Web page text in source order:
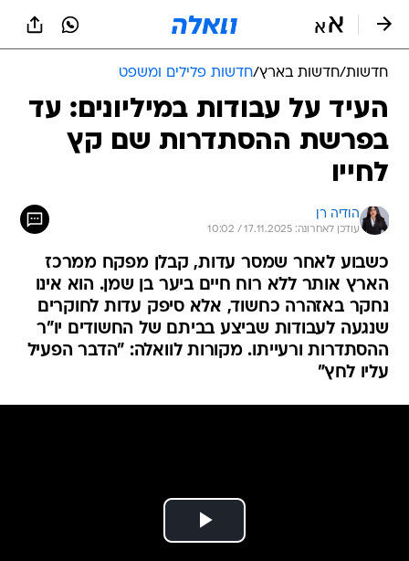
חדשות/חדשות בארץ/חדשות פלילים ומשפט
העיד על עבודות במיליונים: עד
בפרשת ההסתדרות שם קץ
לחייו
הודיה רן
עודכן לאחרונה: 17.11.2025 / 10:02
כשבוע לאחר שמסר עדות, קבלן מפקח ממרכז
הארץ אותר ללא רוח חיים ביער בן שמן. הוא אינו
נחקר באזהרה כחשוד, אלא סיפק עדות לחוקרים
שנגעה לעבודות שביצע בביתם של החשודים יו"ר
ההסתדרות ורעייתו. מקורות לוואלה: "הדבר הפעיל
עליו לחץ"